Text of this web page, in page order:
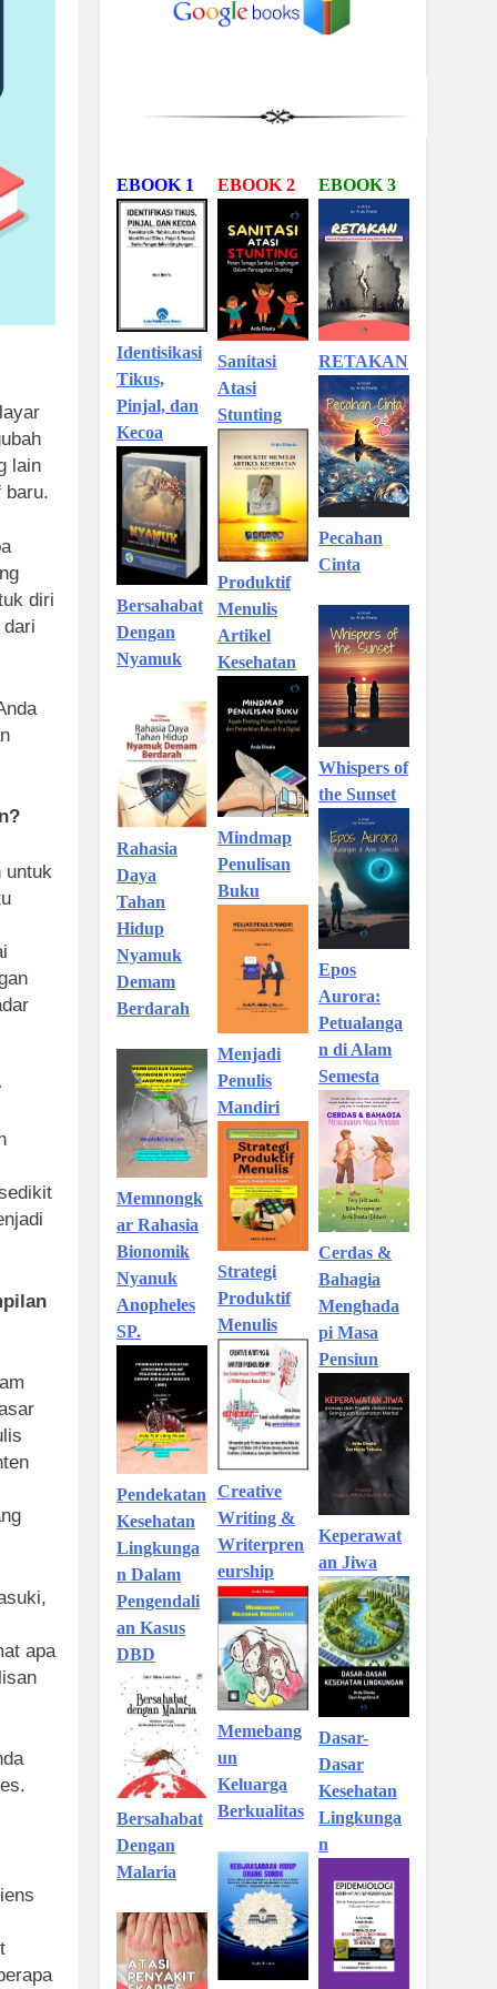
lain
baru.
diri
untuk
apa
EBOOK 1
Identisikasi
Tikus,
Pinjal, dan
Kecoa
Bersahabat
Dengan
Nyamuk
Rahasia
Daya
Tahan
Hidup
Nyamuk
Demam
Berdarah
Memnongk
ar Rahasia
Bionomik
Nyanuk
Anopheles
SP.
Pendekatan
Kesehatan
Lingkunga
n Dalam
Pengendali
an Kasus
DBD
Bersahabat
Dengan
Malaria
EBOOK 2
Sanitasi
Atasi
Stunting
Produktif
Menulis
Artikel
Kesehatan
Mindmap
Penulisan
Buku
Menjadi
Penulis
Mandiri
Strategi
Produktif
Menulis
Creative
Writing &
Writerpren
eurship
Memebang
un
Keluarga
Berkualitas
EBOOK 3
RETAKAN
Pecahan
Cinta
Whispers of
the Sunset
Epos
Aurora:
Petualanga
n di Alam
Semesta
Cerdas &
Bahagia
Menghada
pi Masa
Pensiun
Keperawat
an Jiwa
Dasar-
Dasar
Kesehatan
Lingkunga
n